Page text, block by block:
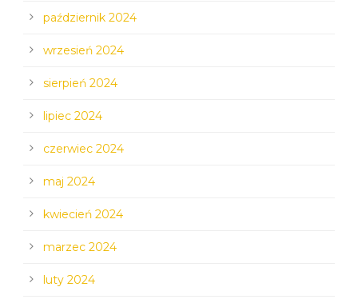
październik 2024
wrzesień 2024
sierpień 2024
lipiec 2024
czerwiec 2024
maj 2024
kwiecień 2024
marzec 2024
luty 2024